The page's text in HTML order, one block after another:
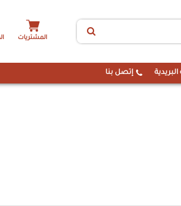
المشتريات
إتصل بنا